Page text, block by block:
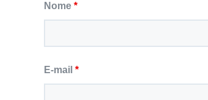
Nome *
E-mail *